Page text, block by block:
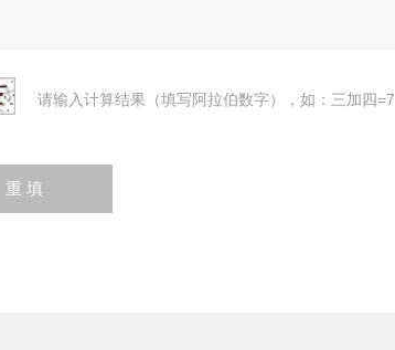
请输入计算结果（填写阿拉伯数字），如：三加四=7